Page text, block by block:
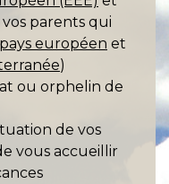
parents qui
pays européen et
)
ou orphelin de
de vos
vous accueillir